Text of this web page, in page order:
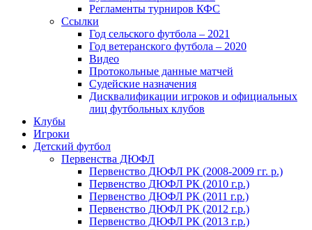
Регламенты турниров КФС
Ссылки
Год сельского футбола – 2021
Год ветеранского футбола – 2020
Видео
Протокольные данные матчей
Судейские назначения
Дисквалификации игроков и официальных
лиц футбольных клубов
Клубы
Игроки
Детский футбол
Первенства ДЮФЛ
Первенство ДЮФЛ РК (2008-2009 гг. р.)
Первенство ДЮФЛ РК (2010 г.р.)
Первенство ДЮФЛ РК (2011 г.р.)
Первенство ДЮФЛ РК (2012 г.р.)
Первенство ДЮФЛ РК (2013 г.р.)